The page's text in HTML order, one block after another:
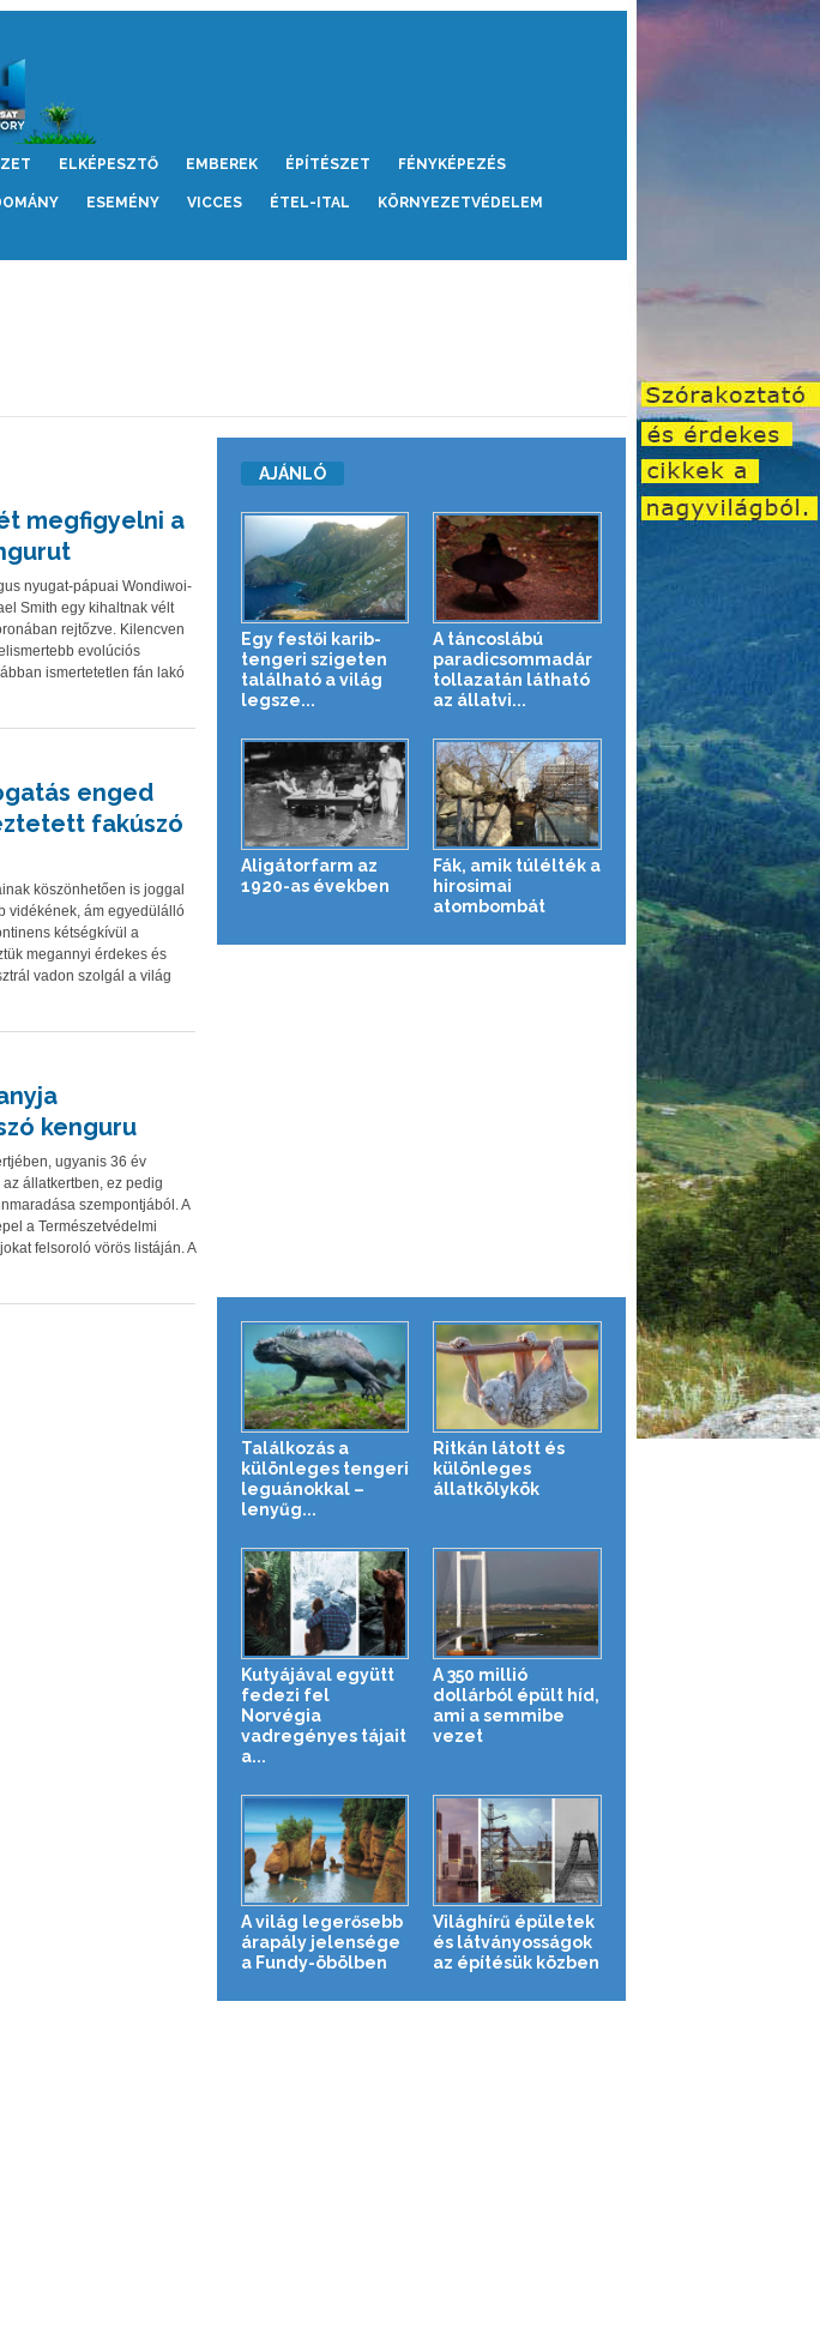
ELKÉPESZTŐ EMBEREK ÉPÍTÉSZET FÉNYKÉPEZÉS
ESEMÉNY VICCES ÉTEL-ITAL KÖRNYEZETVÉDELEM
megfigyelni a
nyugat-pápuai Wondiwoi-
Smith egy kihaltnak vélt
rejtőzve. Kilencven
evolúciós
ismertetetlen fán lakó
enged
fakúszó
köszönhetően is joggal
vidékének, ám egyedülálló
kétségkívül a
megannyi érdekes és
vadon szolgál a világ
kenguru
ugyanis 36 év
állatkertben, ez pedig
szempontjából. A
a Természetvédelmi
felsoroló vörös listáján. A
AJÁNLÓ
Egy festői karib-
tengeri szigeten
található a világ
legsze...
A táncoslábú
paradicsommadár
tollazatán látható
az állatvi...
Aligátorfarm az
1920-as években
Fák, amik túlélték a
hirosimai
atombombát
Találkozás a
különleges tengeri
leguánokkal –
lenyűg...
Ritkán látott és
különleges
állatkölykök
Kutyájával együtt
fedezi fel
Norvégia
vadregényes tájait
a...
A 350 millió
dollárból épült híd,
ami a semmibe
vezet
A világ legerősebb
árapály jelensége
a Fundy-öbölben
Világhírű épületek
és látványosságok
az építésük közben